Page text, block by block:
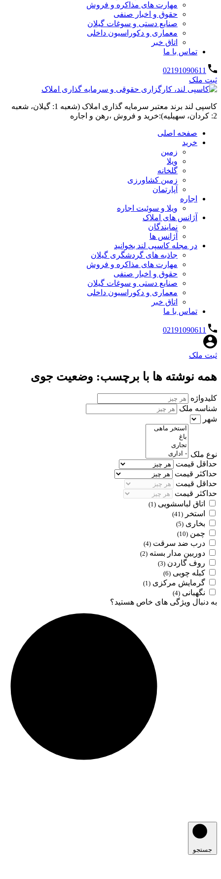
مهارت های مذاکره و فروش
حقوق و اخبار صنفی
صنایع دستی و سوغات گیلان
معماری و دکوراسیون داخلی
اتاق خبر
تماس با ما
02191090611
ثبت ملک
کاسپی لند برند معتبر سرمایه گذاری املاک (شعبه 1: گیلان، شعبه
2: کردان، سهیلیه):خرید و فروش ،رهن و اجاره
صفحه اصلی
خرید
زمین
ویلا
گلخانه
زمین کشاورزی
آپارتمان
اجاره
ویلا و سوئیت اجاره
آژانس های املاک
نمایندگان
آژانس ها
در مجله کاسپی لند بخوانید
جاذبه های گردشگری گیلان
مهارت های مذاکره و فروش
حقوق و اخبار صنفی
صنایع دستی و سوغات گیلان
معماری و دکوراسیون داخلی
اتاق خبر
تماس با ما
02191090611
ثبت ملک
همه نوشته ها با برچسب: وضعیت جوی
کلیدواژه
شناسه ملک
شهر
نوع ملک
حداقل قیمت
حداکثر قیمت
حداقل قیمت
حداکثر قیمت
اتاق لباسشویی (1)
استخر (41)
بخاری (5)
چمن (10)
درب ضد سرقت (4)
دوربین مدار بسته (2)
روف گاردن (3)
کبله چوبی (6)
گرمایش مرکزی (1)
نگهبانی (4)
به دنبال ویژگی های خاص هستید؟
جستجو